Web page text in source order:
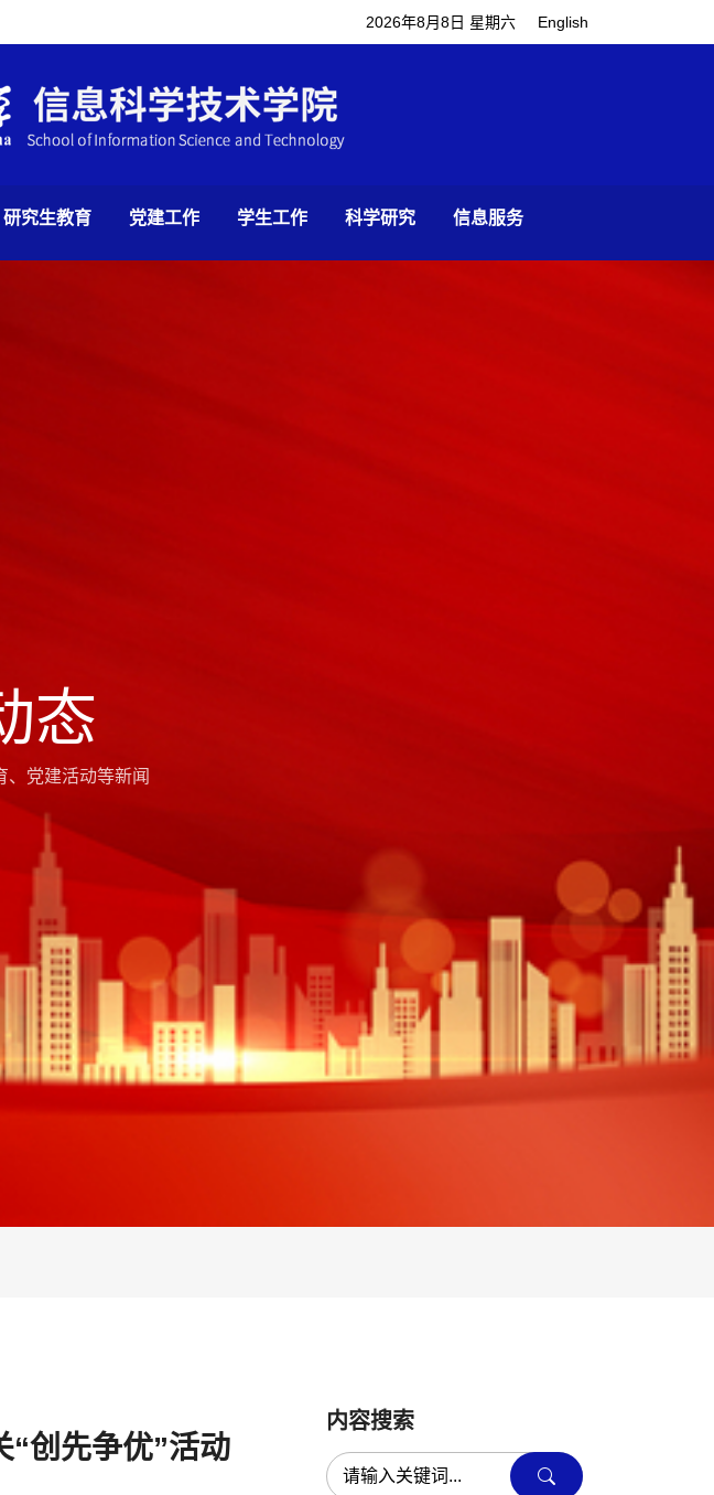
2026年8月8日 星期六 English
研究生教育 党建工作 学生工作 科学研究 信息服务
态
、党建活动等新闻
“创先争优”活动
内容搜索